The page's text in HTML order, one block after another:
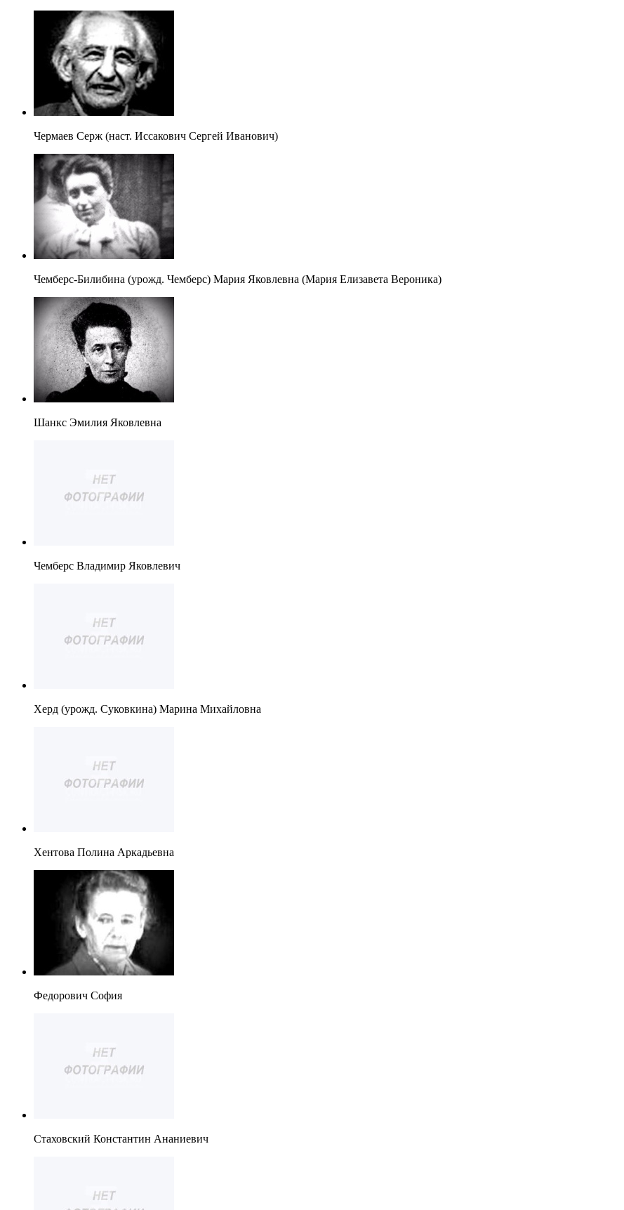
Чермаев Серж (наст. Иссакович Сергей Иванович)
Чемберс-Билибина (урожд. Чемберс) Мария Яковлевна (Мария Елизавета Вероника)
Шанкс Эмилия Яковлевна
Чемберс Владимир Яковлевич
Херд (урожд. Суковкина) Марина Михайловна
Хентова Полина Аркадьевна
Федорович София
Стаховский Константин Ананиевич